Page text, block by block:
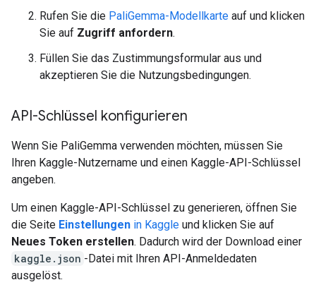
Rufen Sie die PaliGemma-Modellkarte auf und klicken
Sie auf Zugriff anfordern.
Füllen Sie das Zustimmungsformular aus und
akzeptieren Sie die Nutzungsbedingungen.
API-Schlüssel konfigurieren
Wenn Sie PaliGemma verwenden möchten, müssen Sie
Ihren Kaggle-Nutzername und einen Kaggle-API-Schlüssel
angeben.
Um einen Kaggle-API-Schlüssel zu generieren, öffnen Sie
die Seite Einstellungen in Kaggle und klicken Sie auf
Neues Token erstellen. Dadurch wird der Download einer
kaggle.json -Datei mit Ihren API-Anmeldedaten
ausgelöst.